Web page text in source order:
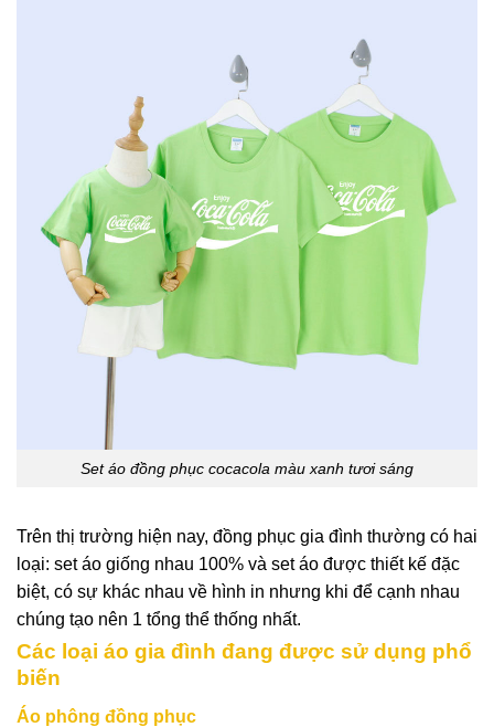
Set áo đồng phục cocacola màu xanh tươi sáng
Trên thị trường hiện nay, đồng phục gia đình thường có hai
loại: set áo giống nhau 100% và set áo được thiết kế đặc
biệt, có sự khác nhau về hình in nhưng khi để cạnh nhau
chúng tạo nên 1 tổng thể thống nhất.
Các loại áo gia đình đang được sử dụng phổ
biến
Áo phông đồng phục